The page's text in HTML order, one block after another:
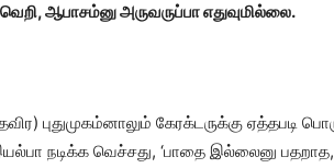
ஆபாசம்னு அருவருப்பா எதுவுமில்லை.
புதுமுகம்னாலும் கேரக்டருக்கு ஏத்தபடி
நடிக்க வெச்சது, ‘பாதை இல்லைனு